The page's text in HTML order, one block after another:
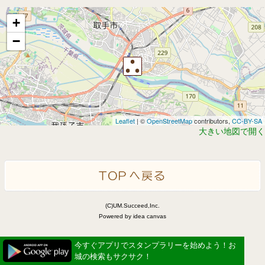
+
−
Leaflet | ©OpenStreetMapcontributors, CC-BY-SA
大きい地図で開く
(C)UM.Succeed,Inc.
Powered by idea canvas
今すぐアプリでスタンプラリーを始めよう！お
城の検索もサクサク！